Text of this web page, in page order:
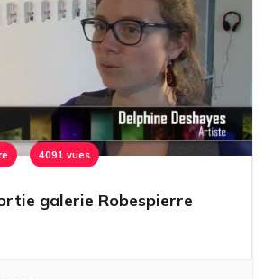
4091 vues
galerie Robespierre